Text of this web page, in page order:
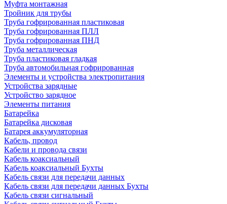
Муфта монтажная
Тройник для трубы
Труба гофрированная пластиковая
Труба гофрированная ПЛЛ
Труба гофрированная ПНД
Труба металлическая
Труба пластиковая гладкая
Труба автомобильная гофрированная
Элементы и устройства электропитания
Устройства зарядные
Устройство зарядное
Элементы питания
Батарейка
Батарейка дисковая
Батарея аккумуляторная
Кабель, провод
Кабели и провода связи
Кабель коаксиальный
Кабель коаксиальный Бухты
Кабель связи для передачи данных
Кабель связи для передачи данных Бухты
Кабель связи сигнальный